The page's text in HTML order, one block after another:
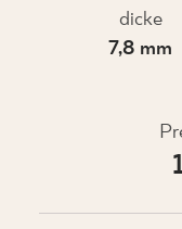
EN
dicke
7,8 mm